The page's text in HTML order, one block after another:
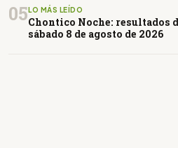
05LO MÁS LEÍDO
Chontico Noche: resultados
sábado 8 de agosto de 2026